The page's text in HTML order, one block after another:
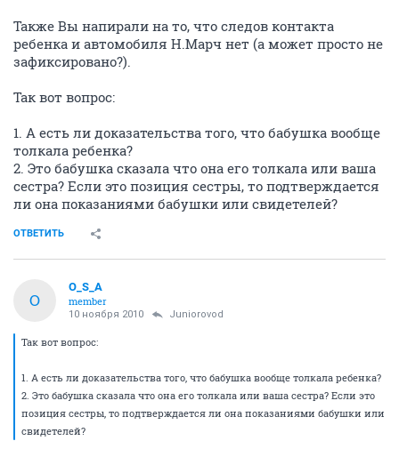
Также Вы напирали на то, что следов контакта
ребенка и автомобиля Н.Марч нет (а может просто не
зафиксировано?).
Так вот вопрос:
1. А есть ли доказательства того, что бабушка вообще
толкала ребенка?
2. Это бабушка сказала что она его толкала или ваша
сестра? Если это позиция сестры, то подтверждается
ли она показаниями бабушки или свидетелей?
ОТВЕТИТЬ
O
O_S_A
member
10 ноября 2010 Juniorovod
Так вот вопрос:
1. А есть ли доказательства того, что бабушка вообще толкала ребенка?
2. Это бабушка сказала что она его толкала или ваша сестра? Если это
позиция сестры, то подтверждается ли она показаниями бабушки или
свидетелей?